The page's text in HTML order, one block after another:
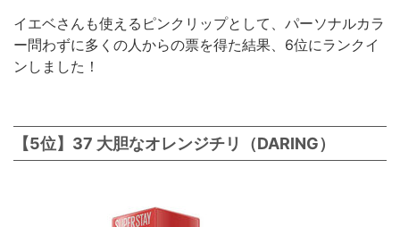
イエベさんも使えるピンクリップとして、パーソナルカラ
ー問わずに多くの人からの票を得た結果、6位にランクイ
ンしました！
【5位】37 大胆なオレンジチリ（DARING）